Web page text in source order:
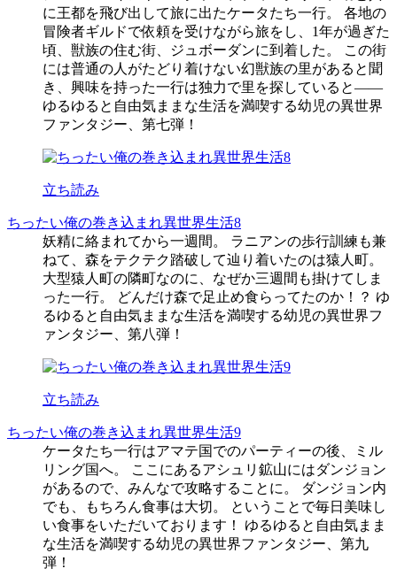
に王都を飛び出して旅に出たケータたち一行。 各地の
冒険者ギルドで依頼を受けながら旅をし、1年が過ぎた
頃、獣族の住む街、ジュボーダンに到着した。 この街
には普通の人がたどり着けない幻獣族の里があると聞
き、興味を持った一行は独力で里を探していると――
ゆるゆると自由気ままな生活を満喫する幼児の異世界
ファンタジー、第七弾！
立ち読み
ちったい俺の巻き込まれ異世界生活8
妖精に絡まれてから一週間。 ラニアンの歩行訓練も兼
ねて、森をテクテク踏破して辿り着いたのは猿人町。
大型猿人町の隣町なのに、なぜか三週間も掛けてしま
った一行。 どんだけ森で足止め食らってたのか！？ ゆ
るゆると自由気ままな生活を満喫する幼児の異世界フ
ァンタジー、第八弾！
立ち読み
ちったい俺の巻き込まれ異世界生活9
ケータたち一行はアマテ国でのパーティーの後、ミル
リング国へ。 ここにあるアシュリ鉱山にはダンジョン
があるので、みんなで攻略することに。 ダンジョン内
でも、もちろん食事は大切。 ということで毎日美味し
い食事をいただいております！ ゆるゆると自由気まま
な生活を満喫する幼児の異世界ファンタジー、第九
弾！